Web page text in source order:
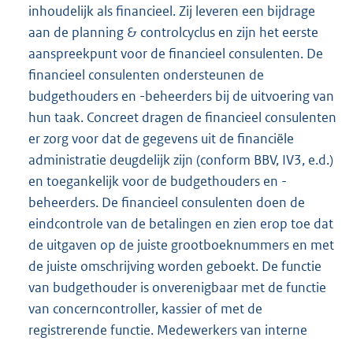
inhoudelijk als financieel. Zij leveren een bijdrage
aan de planning & controlcyclus en zijn het eerste
aanspreekpunt voor de financieel consulenten. De
financieel consulenten ondersteunen de
budgethouders en -beheerders bij de uitvoering van
hun taak. Concreet dragen de financieel consulenten
er zorg voor dat de gegevens uit de financiële
administratie deugdelijk zijn (conform BBV, IV3, e.d.)
en toegankelijk voor de budgethouders en -
beheerders. De financieel consulenten doen de
eindcontrole van de betalingen en zien erop toe dat
de uitgaven op de juiste grootboeknummers en met
de juiste omschrijving worden geboekt. De functie
van budgethouder is onverenigbaar met de functie
van concerncontroller, kassier of met de
registrerende functie. Medewerkers van interne